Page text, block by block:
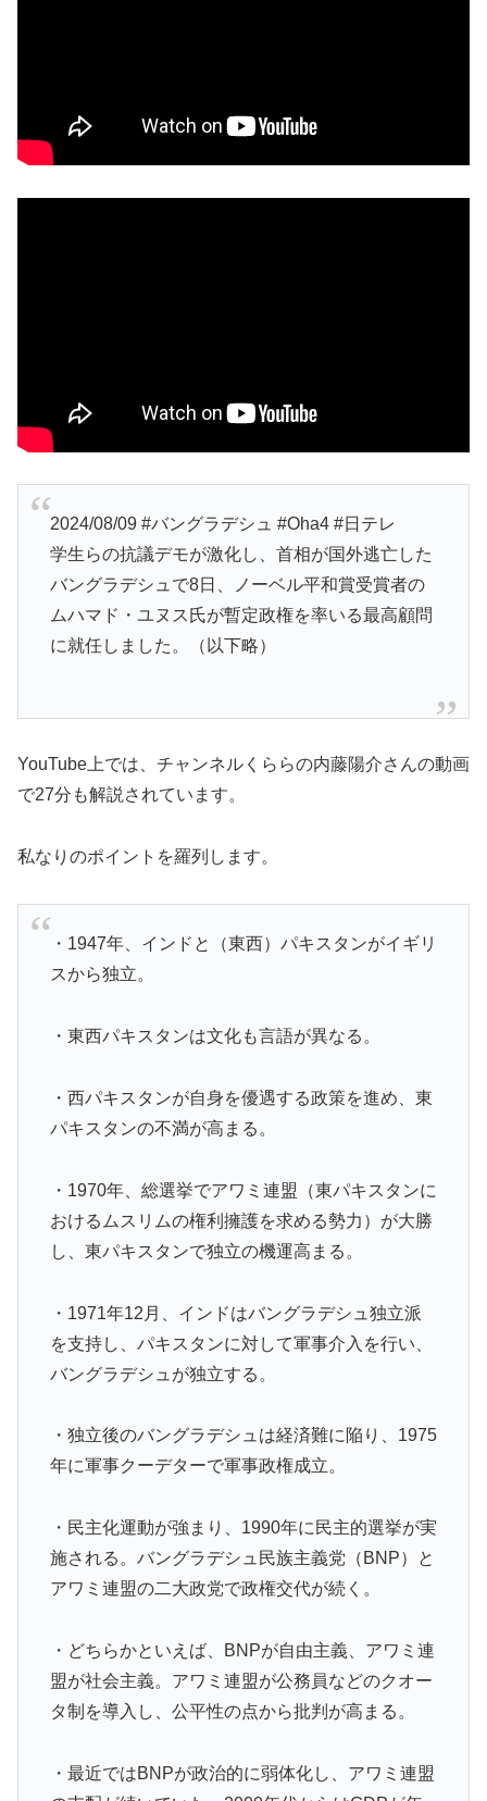
2024/08/09 #バングラデシュ #Oha4 #日テレ
学生らの抗議デモが激化し、首相が国外逃亡した
バングラデシュで8日、ノーベル平和賞受賞者の
ムハマド・ユヌス氏が暫定政権を率いる最高顧問
に就任しました。（以下略）
YouTube上では、チャンネルくららの内藤陽介さんの動画
で27分も解説されています。
私なりのポイントを羅列します。
・1947年、インドと（東西）パキスタンがイギリ
スから独立。
・東西パキスタンは文化も言語が異なる。
・西パキスタンが自身を優遇する政策を進め、東
パキスタンの不満が高まる。
・1970年、総選挙でアワミ連盟（東パキスタンに
おけるムスリムの権利擁護を求める勢力）が大勝
し、東パキスタンで独立の機運高まる。
・1971年12月、インドはバングラデシュ独立派
を支持し、パキスタンに対して軍事介入を行い、
バングラデシュが独立する。
・独立後のバングラデシュは経済難に陥り、1975
年に軍事クーデターで軍事政権成立。
・民主化運動が強まり、1990年に民主的選挙が実
施される。バングラデシュ民族主義党（BNP）と
アワミ連盟の二大政党で政権交代が続く。
・どちらかといえば、BNPが自由主義、アワミ連
盟が社会主義。アワミ連盟が公務員などのクオー
タ制を導入し、公平性の点から批判が高まる。
・最近ではBNPが政治的に弱体化し、アワミ連盟